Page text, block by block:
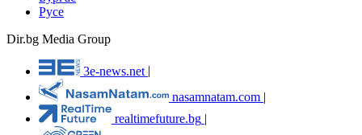
Русе
Dir.bg Media Group
3e-news.net
nasamnatam.com |
realtimefuture.bg |